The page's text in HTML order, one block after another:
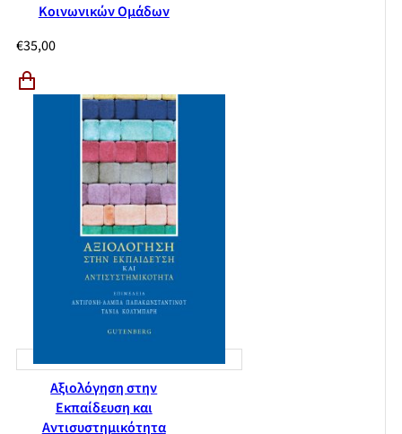
Κοινωνικών Ομάδων
€35,00
Αξιολόγηση στην
Εκπαίδευση και
Αντισυστημικότητα